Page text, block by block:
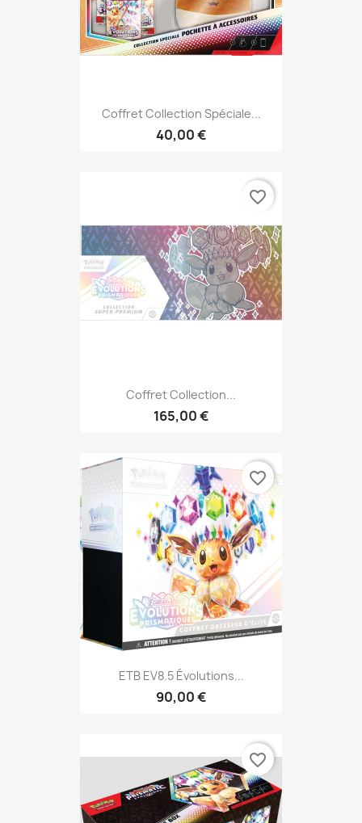
Coffret Collection Spéciale...
40,00 €
Coffret Collection...
165,00 €
favorite_border
ETB EV8.5 Évolutions...
90,00 €
favorite_border
favorite_border